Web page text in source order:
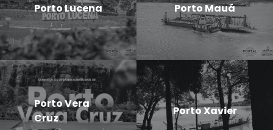
Porto Lucena Porto Mauá
Porto Vera
Cruz
Porto Xavier